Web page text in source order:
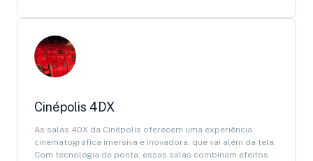
Cinépolis 4DX
As salas 4DX da Cinépolis oferecem uma experiência
cinematográfica imersiva e inovadora, que vai além da tela.
Com tecnologia de ponta, essas salas combinam efeitos